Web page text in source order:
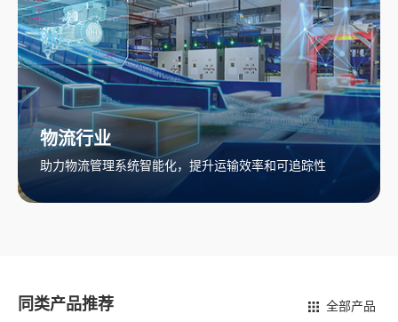
物流行业
助力物流管理系统智能化，提升运输效率和可追踪性
同类产品推荐 全部产品